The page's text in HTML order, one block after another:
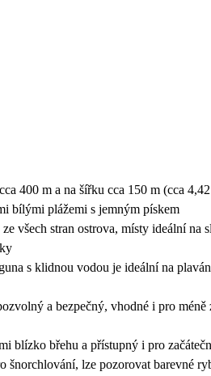
400 m a na šířku cca 150 m (cca
bílými plážemi s jemným pískem
všech stran ostrova, místy ideální na
s klidnou vodou je ideální na
a bezpečný, vhodné i pro méně
blízko břehu a přístupný i pro
šnorchlování, lze pozorovat barevné